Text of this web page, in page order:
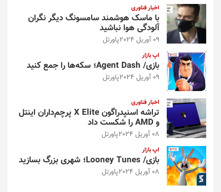
اخبار فناوری
با ماسک هوشمند سامسونگ دیگر نگران
آلودگی هوا نباشید
09 آوریل 2024 پاورتل
اپ بازار
بازی/ Agent Dash؛ سکه‌ها را جمع کنید
09 آوریل 2024 پاورتل
اخبار فناوری
تراشه اسنپدراگون X Elite پرچم‌داران اینتل
و AMD را شکست داد
08 آوریل 2024 پاورتل
اپ بازار
بازی/ Looney Tunes؛ شهری بزرگ بسازید
08 آوریل 2024 پاورتل